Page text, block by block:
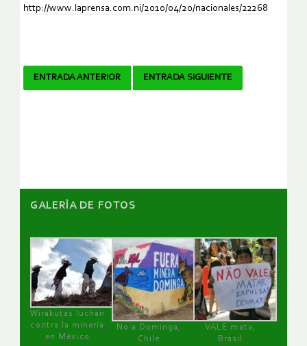
http://www.laprensa.com.ni/2010/04/20/nacionales/22268
Navegador
ENTRADA ANTERIOR ENTRADA SIGUIENTE
GALERÌA DE FOTOS
Wirakutas luchan
contra la minería
en México
No a Dominga,
Chile
VALE mata,
Brasil